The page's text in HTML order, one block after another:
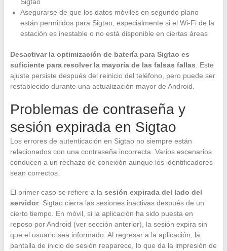
Asegurarse de que los datos móviles en segundo plano
están permitidos para Sigtao, especialmente si el Wi-Fi de la
estación es inestable o no está disponible en ciertas áreas
Desactivar la optimización de batería para Sigtao es
suficiente para resolver la mayoría de las falsas fallas . Este
ajuste persiste después del reinicio del teléfono, pero puede ser
restablecido durante una actualización mayor de Android.
Problemas de contraseña y
sesión expirada en Sigtao
Los errores de autenticación en Sigtao no siempre están
relacionados con una contraseña incorrecta. Varios escenarios
conducen a un rechazo de conexión aunque los identificadores
sean correctos.
El primer caso se refiere a la sesión expirada del lado del
servidor. Sigtao cierra las sesiones inactivas después de un
cierto tiempo. En móvil, si la aplicación ha sido puesta en
reposo por Android (ver sección anterior), la sesión expira sin
que el usuario sea informado. Al regresar a la aplicación, la
pantalla de inicio de sesión reaparece, lo que da la impresión de